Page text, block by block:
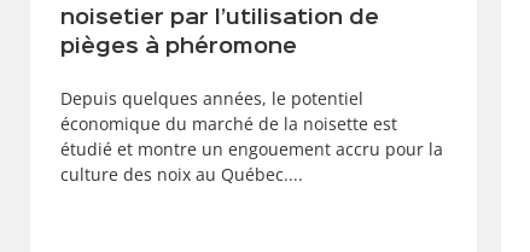
noisetier par l’utilisation de
pièges à phéromone
Depuis quelques années, le potentiel
économique du marché de la noisette est
étudié et montre un engouement accru pour la
culture des noix au Québec....